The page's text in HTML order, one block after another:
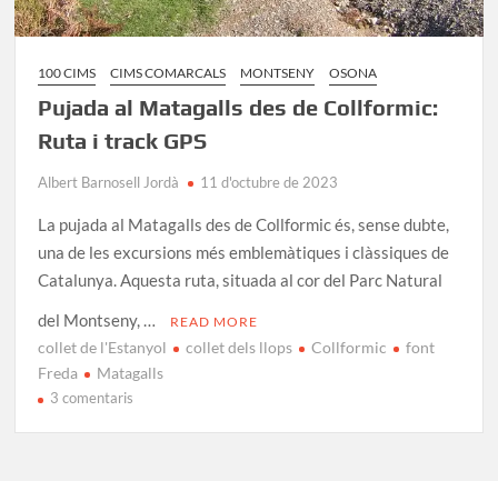
100 CIMS CIMS COMARCALS MONTSENY OSONA
Pujada al Matagalls des de Collformic:
Ruta i track GPS
Albert Barnosell Jordà 11 d'octubre de 2023
La pujada al Matagalls des de Collformic és, sense dubte,
una de les excursions més emblemàtiques i clàssiques de
Catalunya. Aquesta ruta, situada al cor del Parc Natural
del Montseny, …
READ MORE
collet de l'Estanyol collet dels llops Collformic
font
Freda
Matagalls
3 comentaris